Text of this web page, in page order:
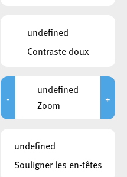
de la
à
undefined
Contraste doux
-
undefined
Zoom
+
undefined
Souligner les en-têtes